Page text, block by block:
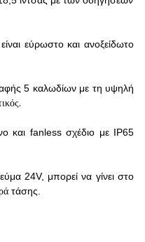
είναι εύρωστο και ανοξείδωτο
αφής 5 καλωδίων με τη υψηλή
και fanless σχέδιο με IP65
24V, μπορεί να γίνει στο
τάσης